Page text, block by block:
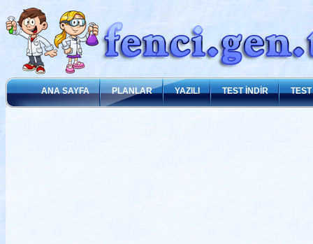
ANA SAYFA PLANLAR YAZILI TEST İNDİR